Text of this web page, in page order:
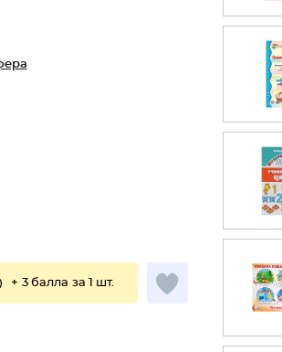
+ 3 балла за 1 шт.